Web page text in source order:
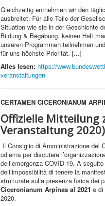
Gleichzeitig entnehmen wir den
ausbreitet. Für alle Teile der
Situation wie sie in der Geschichte
Bildung & Begabung, keinen Halt
unseren Programmen teilnehmen
für uns höchste Priorität. [...]
Alles lesen: https://
veranstaltungen
CERTAMEN CICERONIANUM
Offizielle Mitteilung
Veranstaltung
Il Consiglio di Amministrazione del
odierna per discutere
dell’emergenza COVID-19. A
dell’impossibilità di tenere la
strutturate sulla presenza fisica dei
Ciceronianum Arpinas al 2021 e di
2020.